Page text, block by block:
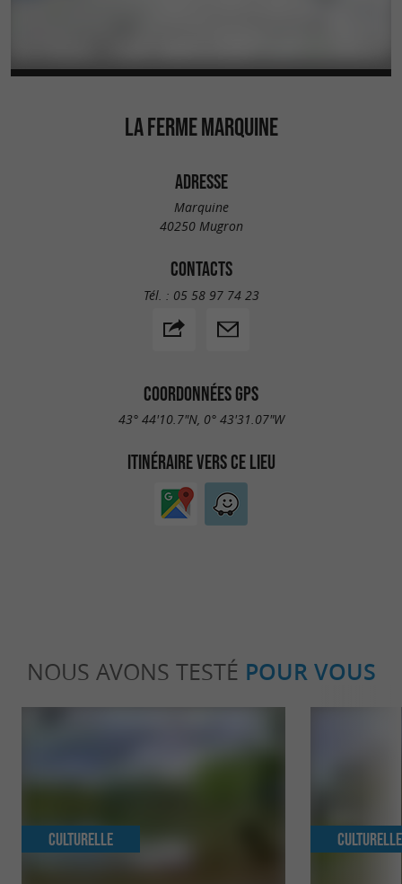
LA FERME MARQUINE
ADRESSE
Marquine
40250 Mugron
CONTACTS
Tél. : 05 58 97 74 23
COORDONNÉES GPS
43° 44'10.7"N, 0° 43'31.07"W
ITINÉRAIRE VERS CE LIEU
NOUS AVONS TESTÉ POUR VOUS
Culturelle Culturelle